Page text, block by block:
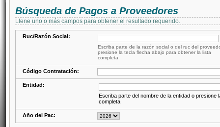
Búsqueda de Pagos a Proveedores
Llene uno o más campos para obtener el resultado requerido.
Ruc/Razón Social:
Escriba parte de la razón social o del ruc del
presione la tecla flecha abajo para obtener la lista
completa
Código Contratación:
Entidad:
Escriba parte del nombre de la entidad o presione
completa
Año del Pac: